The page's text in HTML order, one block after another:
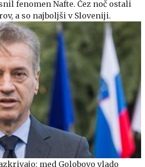
fenomen Nafte. Čez noč ostali
a so najboljši v Sloveniji.
med Golobovo vlado